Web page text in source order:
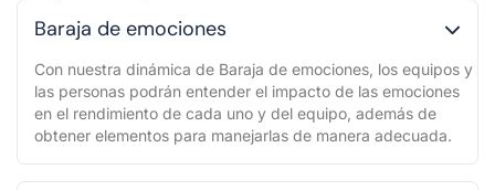
Baraja de emociones
Con nuestra dinámica de Baraja de emociones, los equipos y
las personas podrán entender el impacto de las emociones
en el rendimiento de cada uno y del equipo, además de
obtener elementos para manejarlas de manera adecuada.